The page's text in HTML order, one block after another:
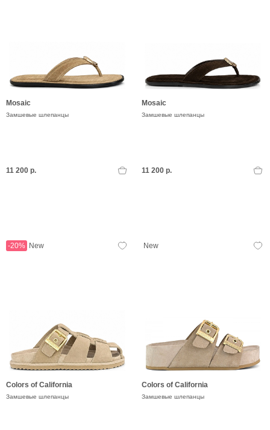
Mosaic
Замшевые шлепанцы
11 200 р.
Mosaic
Замшевые шлепанцы
11 200 р.
-20% New
Colors of California
Замшевые шлепанцы
New
Colors of California
Замшевые шлепанцы